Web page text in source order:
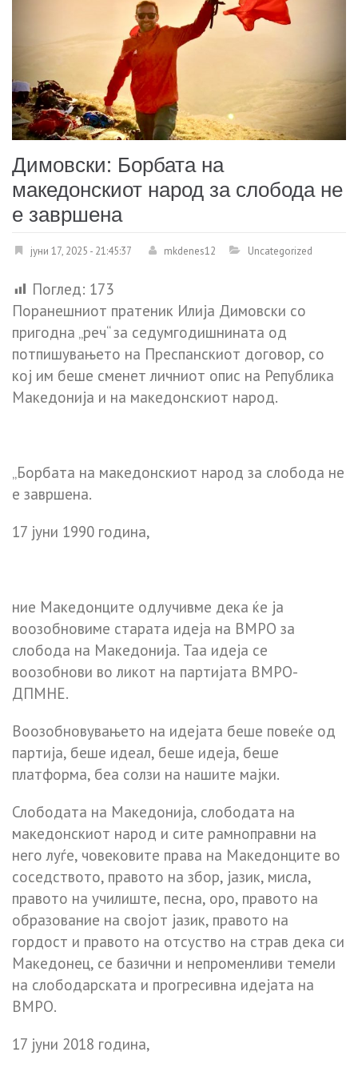
Димовски: Борбата на
македонскиот народ за слобода не
е завршена
јуни 17, 2025 - 21:45:37 mkdenes12 Uncategorized
Поглед: 173
Поранешниот пратеник Илија Димовски со
пригодна „реч“ за седумгодишнината од
потпишувањето на Преспанскиот договор, со
кој им беше сменет личниот опис на Република
Македонија и на македонскиот народ.
„Борбата на македонскиот народ за слобода не
е завршена.
17 јуни 1990 година,
ние Македонците одлучивме дека ќе ја
воозобновиме старата идеја на ВМРО за
слободa на Македонија. Таа идеја се
воозобнови во ликот на партијата ВМРО-
ДПМНЕ.
Воозобновувањето на идејата беше повеќе од
партија, беше идеал, беше идеја, беше
платформа, беа солзи на нашите мајки.
Слободата на Македонија, слободата на
македонскиот народ и сите рамноправни на
него луѓе, човековите права на Македонците во
соседството, правото на збор, јазик, мисла,
правото на училиште, песна, оро, правото на
образование на својот јазик, правото на
гордост и правото на отсуство на страв дека си
Македонец, се базични и непроменливи темели
на слободарската и прогресивна идејата на
ВМРО.
17 јуни 2018 година,